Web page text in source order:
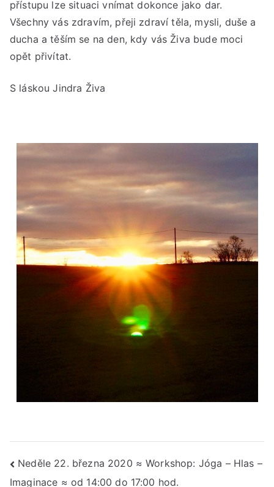
přístupu lze situaci vnímat dokonce jako dar.
Všechny vás zdravím, přeji zdraví těla, mysli, duše a
ducha a těším se na den, kdy vás Živa bude moci
opět přivítat.
S láskou Jindra Živa
Navigace
Neděle 22. března 2020 ≈ Workshop: Jóga – Hlas –
Imaginace ≈ od 14:00 do 17:00 hod.